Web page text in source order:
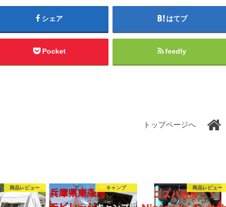
シェア はてブ
Pocket feedly
トップページへ
商品レビュー キャンプ 商品レビュー